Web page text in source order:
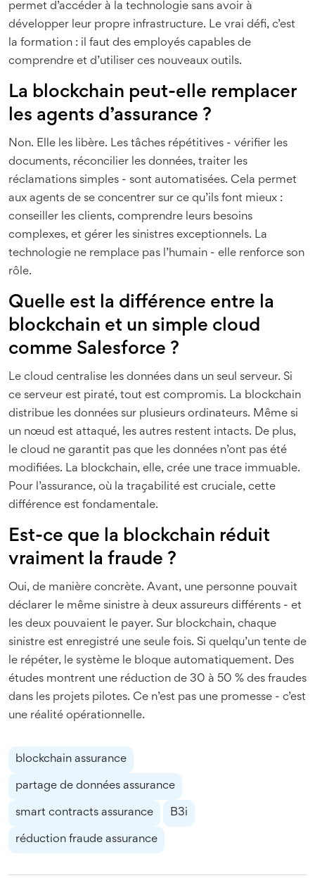
permet d’accéder à la technologie sans avoir à
développer leur propre infrastructure. Le vrai défi, c’est
la formation : il faut des employés capables de
comprendre et d’utiliser ces nouveaux outils.
La blockchain peut-elle remplacer
les agents d’assurance ?
Non. Elle les libère. Les tâches répétitives - vérifier les
documents, réconcilier les données, traiter les
réclamations simples - sont automatisées. Cela permet
aux agents de se concentrer sur ce qu’ils font mieux :
conseiller les clients, comprendre leurs besoins
complexes, et gérer les sinistres exceptionnels. La
technologie ne remplace pas l’humain - elle renforce son
rôle.
Quelle est la différence entre la
blockchain et un simple cloud
comme Salesforce ?
Le cloud centralise les données dans un seul serveur. Si
ce serveur est piraté, tout est compromis. La blockchain
distribue les données sur plusieurs ordinateurs. Même si
un nœud est attaqué, les autres restent intacts. De plus,
le cloud ne garantit pas que les données n’ont pas été
modifiées. La blockchain, elle, crée une trace immuable.
Pour l’assurance, où la traçabilité est cruciale, cette
différence est fondamentale.
Est-ce que la blockchain réduit
vraiment la fraude ?
Oui, de manière concrète. Avant, une personne pouvait
déclarer le même sinistre à deux assureurs différents - et
les deux pouvaient le payer. Sur blockchain, chaque
sinistre est enregistré une seule fois. Si quelqu’un tente de
le répéter, le système le bloque automatiquement. Des
études montrent une réduction de 30 à 50 % des fraudes
dans les projets pilotes. Ce n’est pas une promesse - c’est
une réalité opérationnelle.
blockchain assurance
partage de données assurance
smart contracts assurance B3i
réduction fraude assurance